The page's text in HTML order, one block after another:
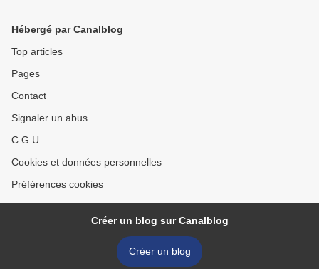
Hébergé par Canalblog
Top articles
Pages
Contact
Signaler un abus
C.G.U.
Cookies et données personnelles
Préférences cookies
Créer un blog sur Canalblog
Créer un blog